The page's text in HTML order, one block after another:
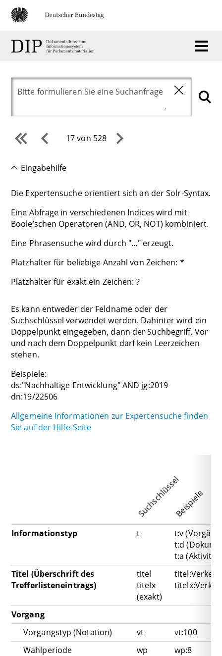
17 von 528
Eingabehilfe
Die Expertensuche orientiert sich an der Solr-Syntax.
Eine Abfrage in verschiedenen Indices wird mit
Boole’schen Operatoren (AND, OR, NOT) kombiniert.
Eine Phrasensuche wird durch "…" erzeugt.
Platzhalter für beliebige Anzahl von Zeichen: *
Platzhalter für exakt ein Zeichen: ?
Es kann entweder der Feldname oder der
Suchschlüssel verwendet werden. Dahinter wird ein
Doppelpunkt eingegeben, dann der Suchbegriff. Vor
und nach dem Doppelpunkt darf kein Leerzeichen
stehen.
Beispiele:
ds:"Nachhaltige Entwicklung" AND jg:2019
dn:19/22506
Allgemeine Informationen zur Expertensuche finden
Sie auf der Hilfe-Seite
SuchschlüsselBeispiele
Informationstyp t
t:v
t:d
t:a
Titel (Überschrift des
Trefferlisteneintrags)
titel
titelx
(exakt)
Vorgang
Vorgangstyp (Notation)
vt
vt:100
Wahlperiode
wp
wp:8